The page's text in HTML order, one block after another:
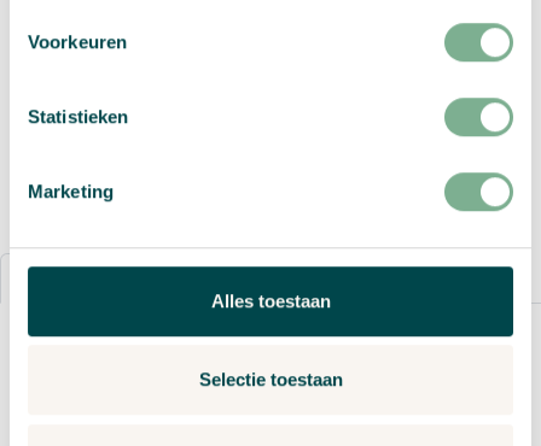
Voorkeuren
Statistieken
Marketing
Alles toestaan
Selectie toestaan
Minimalismus mit Sinn. Nach der Nutzung kann